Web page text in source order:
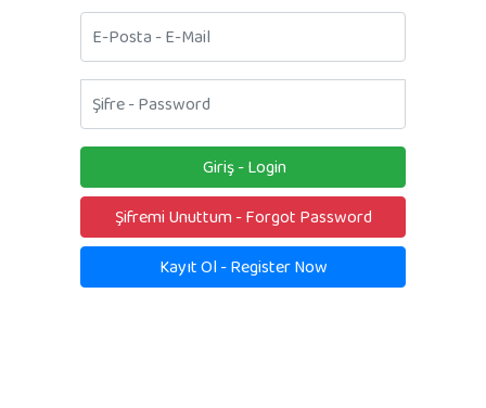
Giriş - Login
Şifremi Unuttum - Forgot Password
Kayıt Ol - Register Now